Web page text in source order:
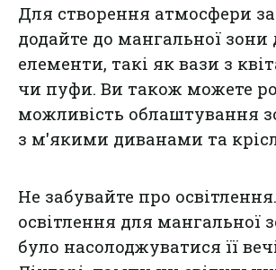
Для створення атмосфери
додайте до мангальної зони
елементи, такі як вази з
чи пуфи. Ви також можете
можливість облаштування
з м'якими диванами та
Не забувайте про
освітлення для
було насолоджуватися її